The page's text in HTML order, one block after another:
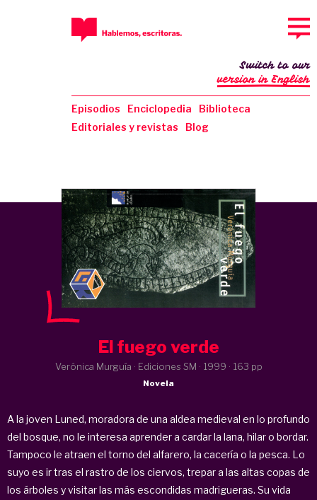
Episodios Enciclopedia
Biblioteca
Editoriales y revistas
Blog
Switch to our
version in English
El fuego verde
Verónica Murguía · Ediciones SM · 1999 · 163 pp
Novela
A la joven Luned, moradora de una aldea medieval en lo profundo
del bosque, no le interesa aprender a cardar la lana, hilar o bordar.
Tampoco le atraen el torno del alfarero, la cacería o la pesca. Lo
suyo es ir tras el rastro de los ciervos, trepar a las altas copas de
los árboles y visitar las más escondidas madrigueras. Su vida